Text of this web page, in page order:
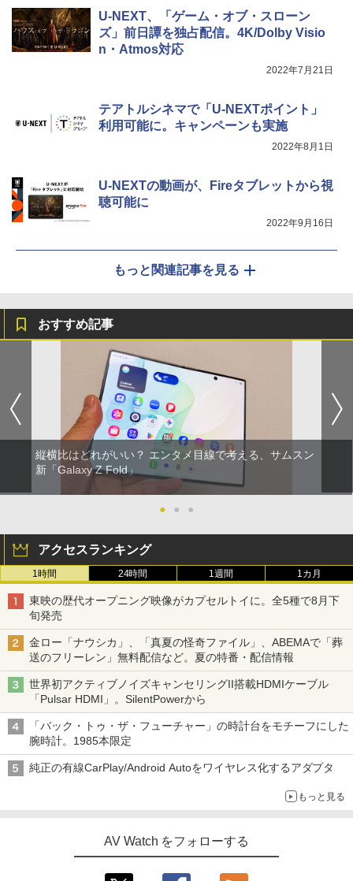
U-NEXT、「ゲーム・オブ・スローン
ズ」前日譚を独占配信。4K/Dolby Visio
n・Atmos対応
2022年7月21日
テアトルシネマで「U-NEXTポイント」
利用可能に。キャンペーンも実施
2022年8月1日
U-NEXTの動画が、Fireタブレットから視
聴可能に
2022年9月16日
もっと関連記事を見る
おすすめ記事
縦横比はどれがいい？ エンタメ目線で考える、サムスン
新「Galaxy Z Fold」
● ● ●
アクセスランキング
1時間 24時間 1週間 1カ月
東映の歴代オープニング映像がカプセルトイに。全5種で8月下
旬発売
金ロー「ナウシカ」、「真夏の怪奇ファイル」、ABEMAで「葬
送のフリーレン」無料配信など。夏の特番・配信情報
世界初アクティブノイズキャンセリングII搭載HDMIケーブル
「Pulsar HDMI」。SilentPowerから
「バック・トゥ・ザ・フューチャー」の時計台をモチーフにした
腕時計。1985本限定
純正の有線CarPlay/Android Autoをワイヤレス化するアダプタ
もっと見る
AV Watch をフォローする